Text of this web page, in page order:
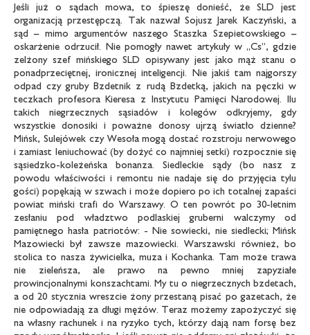
Jeśli już o sądach mowa, to śpieszę donieść, że SLD jest
organizacją przestępczą. Tak nazwał Sojusz Jarek Kaczyński, a
sąd – mimo argumentów naszego Staszka Szepietowskiego –
oskarżenie odrzucił. Nie pomogły nawet artykuły w „Cs”, gdzie
zelżony szef mińskiego SLD opisywany jest jako mąż stanu o
ponadprzeciętnej, ironicznej inteligencji. Nie jakiś tam najgorszy
odpad czy gruby Bzdetnik z rudą Bzdetką, jakich na pęczki w
teczkach profesora Kieresa z Instytutu Pamięci Narodowej. Ilu
takich niegrzecznych sąsiadów i kolegów odkryjemy, gdy
wszystkie donosiki i poważne donosy ujrzą światło dzienne?
Mińsk, Sulejówek czy Wesoła mogą dostać rozstroju nerwowego
i zamiast leniuchować (by dożyć co najmniej setki) rozpocznie się
sąsiedzko-koleżeńska bonanza. Siedleckie sądy (bo nasz z
powodu właściwości i remontu nie nadaje się do przyjęcia tylu
gości) popękają w szwach i może dopiero po ich totalnej zapaści
powiat miński trafi do Warszawy. O ten powrót po 30-letnim
zesłaniu pod władztwo podlaskiej gruberni walczymy od
pamiętnego hasła patriotów: - Nie sowiecki, nie siedlecki; Mińsk
Mazowiecki był zawsze mazowiecki. Warszawski również, bo
stolica to nasza żywicielka, muza i Kochanka. Tam może trawa
nie zieleńsza, ale prawo na pewno mniej zapyziałe
prowincjonalnymi konszachtami. My tu o niegrzecznych bzdetach,
a od 20 stycznia wreszcie żony przestaną pisać po gazetach, że
nie odpowiadają za długi mężów. Teraz możemy zapożyczyć się
na własny rachunek i na ryzyko tych, którzy dają nam forsę bez